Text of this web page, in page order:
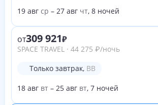
19 авг ср – 27 авг чт, 8 ночей
от309 921
SPACE TRAVEL · 44 275 ₽/ночь
Только завтрак, BB
18 авг вт – 25 авг вт, 7 ночей